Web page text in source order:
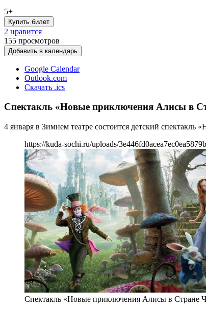
5+
Купить билет
2 нравится
155 просмотров
Добавить в календарь
Google Calendar
Outlook.com
Скачать .ics
Спектакль «Новые приключения Алисы в
4 января в Зимнем театре состоится детский
https://kuda-sochi.ru/uploads/
Спектакль «Новые приключения Алисы в Стране